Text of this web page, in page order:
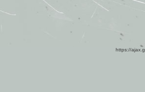
https://